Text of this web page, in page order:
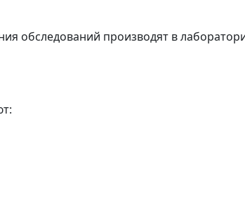
обследований производят в